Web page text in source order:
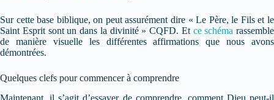
Sur cette base biblique, on peut assurément dire « Le Père, le Fils et le
Saint Esprit sont un dans la divinité » CQFD. Et ce schéma rassemble
de manière visuelle les différentes affirmations que nous avons
démontrées.
Quelques clefs pour commencer à comprendre
Maintenant, il s’agit d’essayer de comprendre, comment Dieu peut-il